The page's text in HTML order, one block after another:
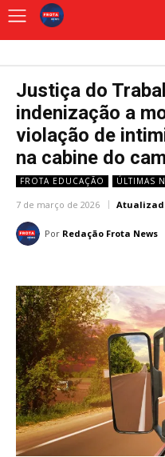
Justiça do
indenização a
violação de
na cabine do
FROTA EDUCAÇÃO ÚLTIMAS
7 de março de 2026
Por Redação Frota News